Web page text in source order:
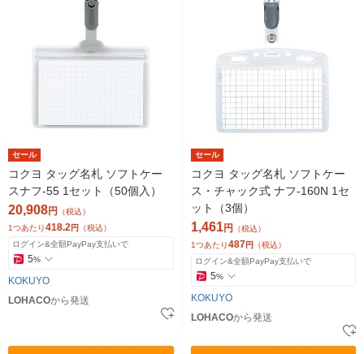
セール
コクヨ タッグ名札 ソフトケー
スナフ-55 1セット（50個入）
20,908円
（税込）
1つあたり418.2円 （税込）
ログイン&全額PayPay支払いで
5%
KOKUYO
LOHACOから発送
セール
コクヨ タッグ名札 ソフトケー
ス・チャック式 ナフ-160N 1セ
ット（3個）
1,461円
（税込）
1つあたり487 円 （税込）
ログイン&全額PayPay支払いで
5%
KOKUYO
LOHACOから発送